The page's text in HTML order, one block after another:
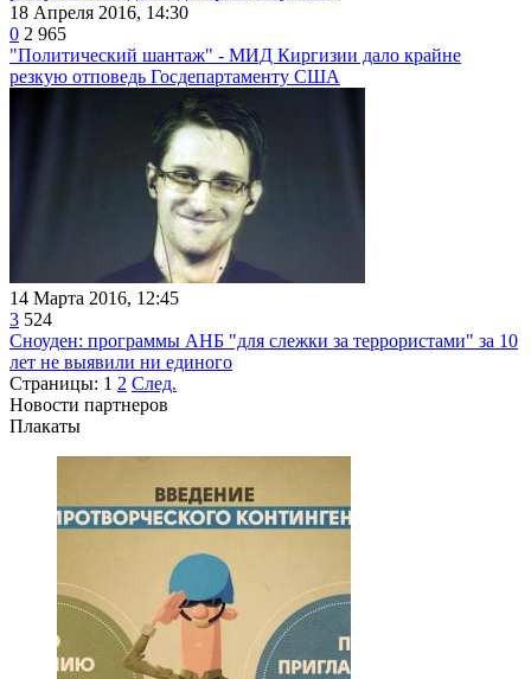
18 Апреля 2016, 14:30
0 2 965
"Политический шантаж" - МИД Киргизии дало крайне
резкую отповедь Госдепартаменту США
14 Марта 2016, 12:45
3 524
Сноуден: программы АНБ "для слежки за террористами" за 10
лет не выявили ни единого
Страницы: 1 2 След.
Новости партнеров
Плакаты